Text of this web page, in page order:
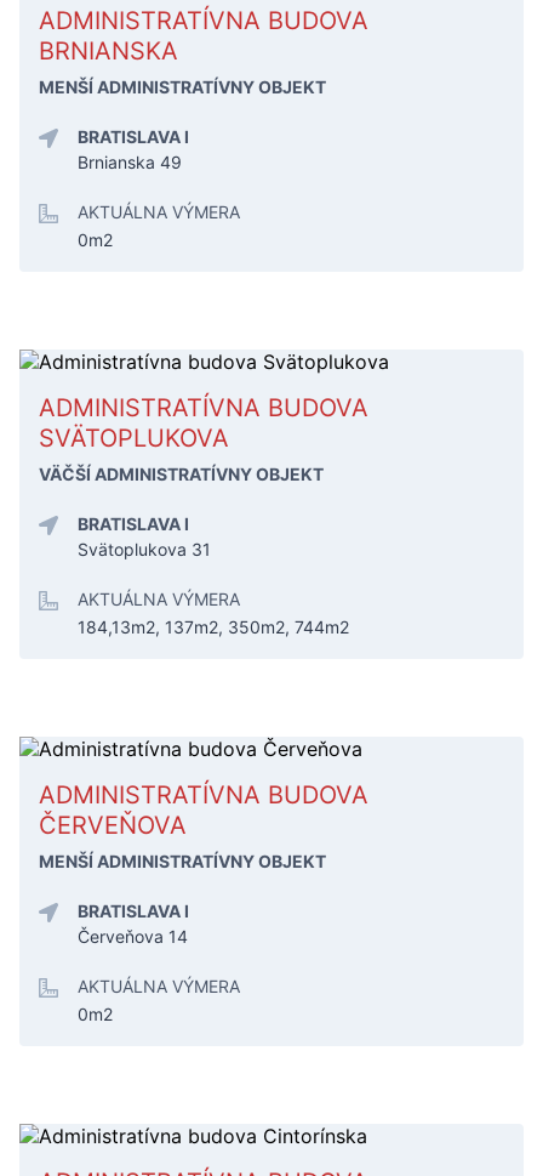
ADMINISTRATÍVNA BUDOVA
BRNIANSKA
MENŠÍ ADMINISTRATÍVNY OBJEKT
BRATISLAVA I
Brnianska 49
AKTUÁLNA VÝMERA
0m2
ADMINISTRATÍVNA BUDOVA
SVÄTOPLUKOVA
VÄČŠÍ ADMINISTRATÍVNY OBJEKT
BRATISLAVA I
Svätoplukova 31
AKTUÁLNA VÝMERA
184,13m2, 137m2, 350m2, 744m2
ADMINISTRATÍVNA BUDOVA
ČERVEŇOVA
MENŠÍ ADMINISTRATÍVNY OBJEKT
BRATISLAVA I
Červeňova 14
AKTUÁLNA VÝMERA
0m2